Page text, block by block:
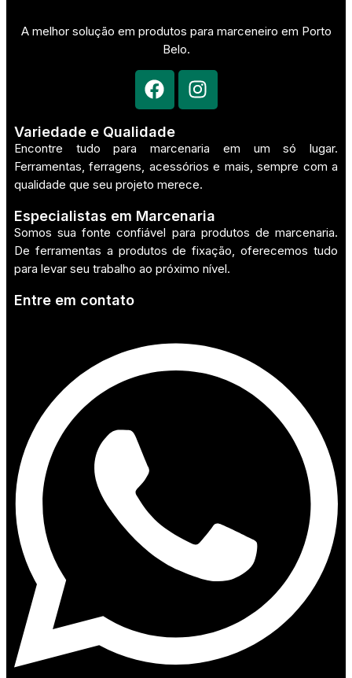
A melhor solução em produtos para marceneiro em Porto
Belo.
Variedade e Qualidade
Encontre tudo para marcenaria em um só lugar.
Ferramentas, ferragens, acessórios e mais, sempre com a
qualidade que seu projeto merece.
Especialistas em Marcenaria
Somos sua fonte confiável para produtos de marcenaria.
De ferramentas a produtos de fixação, oferecemos tudo
para levar seu trabalho ao próximo nível.
Entre em contato